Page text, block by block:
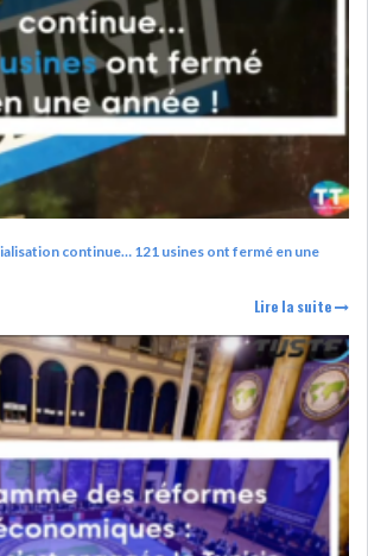
BOURSE DE TUNIS : UN OUTIL
DE FINANCEMEN...
LE CALENDRIER FISCAL ET
SOCIAL 2021: LES...
RSS
EMPLOI
NOMINATION
DEVISES
continue… 121 usines ont fermé en une
Lire la suite